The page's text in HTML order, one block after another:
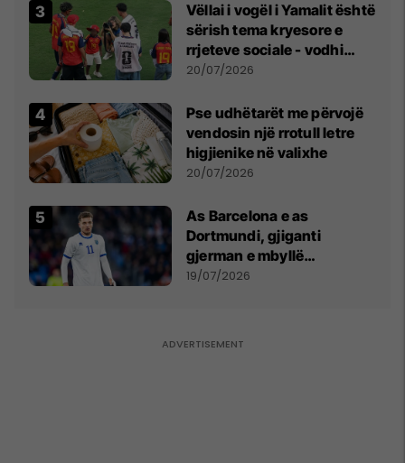
Vëllai i vogël i Yamalit është
sërish tema kryesore e
rrjeteve sociale - vodhi
vëmendjen pas finales së
20/07/2026
Pse udhëtarët me përvojë
vendosin një rrotull letre
higjienike në valixhe
20/07/2026
As Barcelona e as
Dortmundi, gjiganti
gjerman e mbyllë
marrëveshjen për Fisnik
19/07/2026